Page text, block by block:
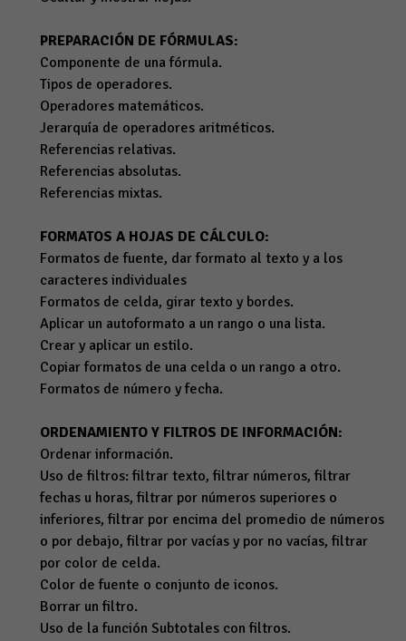
PREPARACIÓN DE FÓRMULAS:
Componente de una fórmula.
Tipos de operadores.
Operadores matemáticos.
Jerarquía de operadores aritméticos.
Referencias relativas.
Referencias absolutas.
Referencias mixtas.
FORMATOS A HOJAS DE CÁLCULO:
Formatos de fuente, dar formato al texto y a los
caracteres individuales
Formatos de celda, girar texto y bordes.
Aplicar un autoformato a un rango o una lista.
Crear y aplicar un estilo.
Copiar formatos de una celda o un rango a otro.
Formatos de número y fecha.
ORDENAMIENTO Y FILTROS DE INFORMACIÓN:
Ordenar información.
Uso de filtros: filtrar texto, filtrar números, filtrar
fechas u horas, filtrar por números superiores o
inferiores, filtrar por encima del promedio de números
o por debajo, filtrar por vacías y por no vacías, filtrar
por color de celda.
Color de fuente o conjunto de iconos.
Borrar un filtro.
Uso de la función Subtotales con filtros.